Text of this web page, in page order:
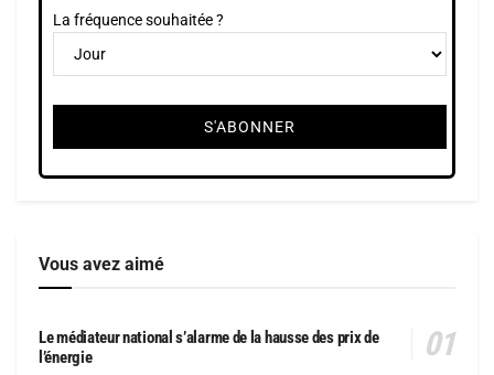
La fréquence souhaitée ?
Vous avez aimé
Le médiateur national s’alarme de la hausse des prix de
l’énergie